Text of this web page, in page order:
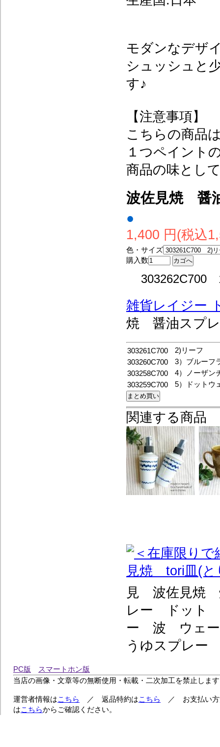
モダンなデザ
シュッシュと
す♪
【注意事項】
こちらの商品
１つペイント
商品の味とし
波佐見焼 醤
●
1,400 円(税込
色・サイズ
購入数
303262C700
雑貨レイジー
焼 醤油スプ
303261C700
2)リーフ
303260C700
3）ブルーフ
303258C700
4）ノーザン
303259C700
5）ドットウ
関連する商品
見 波佐見
レー ドッ
ー 波 ウェ
うゆスプレ
PC版
スマートホン版
当店の画像・文章等の無断使用・転載・二次加工を禁止しま
運営者情報はこちら ／ 返品特約はこちら
／ お支払い方
はこちらからご確認ください。